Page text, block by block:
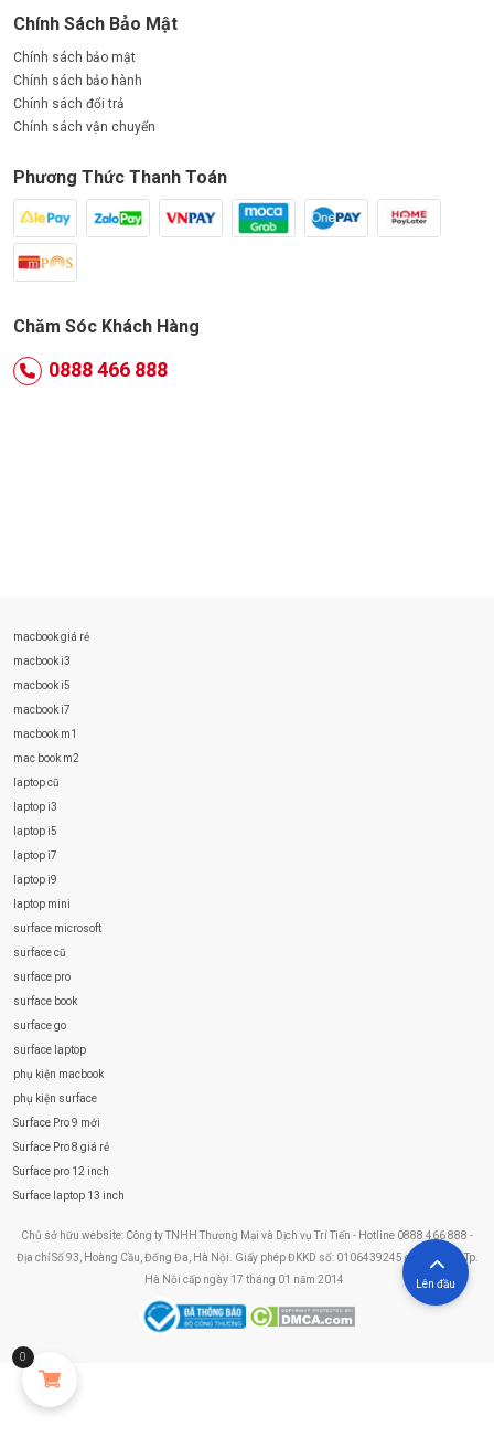
Chính Sách Bảo Mật
Chính sách bảo mật
Chính sách bảo hành
Chính sách đổi trả
Chính sách vận chuyển
Phương Thức Thanh Toán
Chăm Sóc Khách Hàng
0888 466 888
macbook giá rẻ
macbook i3
macbook i5
macbook i7
macbook m1
mac book m2
laptop cũ
laptop i3
laptop i5
laptop i7
laptop i9
laptop mini
surface microsoft
surface cũ
surface pro
surface book
surface go
surface laptop
phụ kiện macbook
phụ kiện surface
Surface Pro 9 mới
Surface Pro 8 giá rẻ
Surface pro 12 inch
Surface laptop 13 inch
Chủ sở hữu website: Công ty TNHH Thương Mại và Dịch vụ Trí Tiến - Hotline 0888 466 888 -
Địa chỉ Số 93, Hoàng Cầu, Đống Đa, Hà Nội. Giấy phép ĐKKD số: 0106439245 do Sở KHĐT Tp.
Hà Nội cấp ngày 17 tháng 01 năm 2014
0
Lên đầu